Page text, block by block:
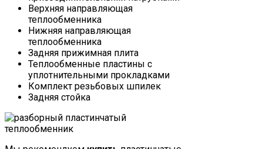
Верхняя направляющая
теплообменника
Нижняя направляющая
теплообменника
Задняя прижимная плита
Теплообменные пластины с
уплотнительными прокладками
Комплект резьбовых шпилек
Задняя стойка